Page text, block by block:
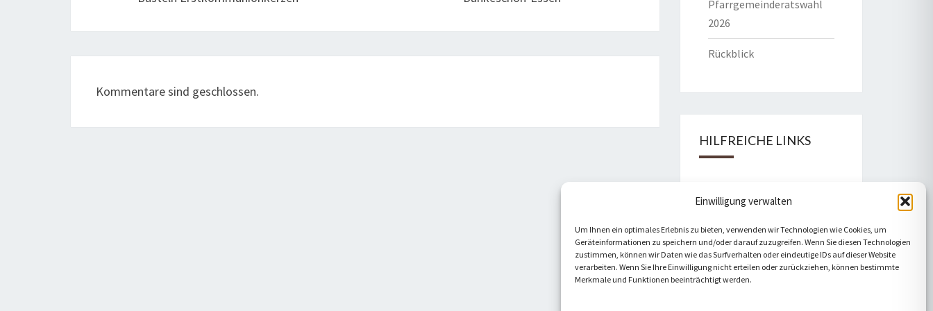
Einwilligung verwalten
Um Ihnen ein optimales Erlebnis zu bieten, verwenden wir Technologien wie Cookies, um
Geräteinformationen zu speichern und/oder darauf zuzugreifen. Wenn Sie diesen Technologien
zustimmen, können wir Daten wie das Surfverhalten oder eindeutige IDs auf dieser Website
verarbeiten. Wenn Sie Ihre Einwilligung nicht erteilen oder zurückziehen, können bestimmte
Merkmale und Funktionen beeinträchtigt werden.
Kommentare sind geschlossen.
Pfarrgemeinderatswahl
2026
Rückblick
HILFREICHE LINKS
Katholische Kirche
Telefonseelsorge